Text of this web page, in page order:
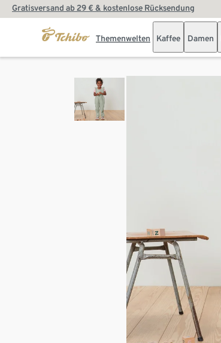
Gratisversand ab 29 € & kostenlose Rücksendung
Themenwelten Kaffee Damen